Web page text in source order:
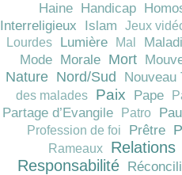
Haine Handicap
Interreligieux Islam
Jeux
Lourdes
Lumière Mal
Mode
Morale Mort
Nature Nord/Sud Nouveau
des malades Paix Pape
Partage d’Evangile Patro
Profession de foi Prêtre
Rameaux
Relations
Responsabilité